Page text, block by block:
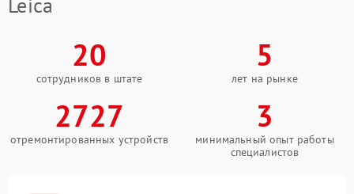
20
сотрудников в штате
5
лет на рынке
2727
отремонтированных устройств
3
минимальный опыт работы
специалистов